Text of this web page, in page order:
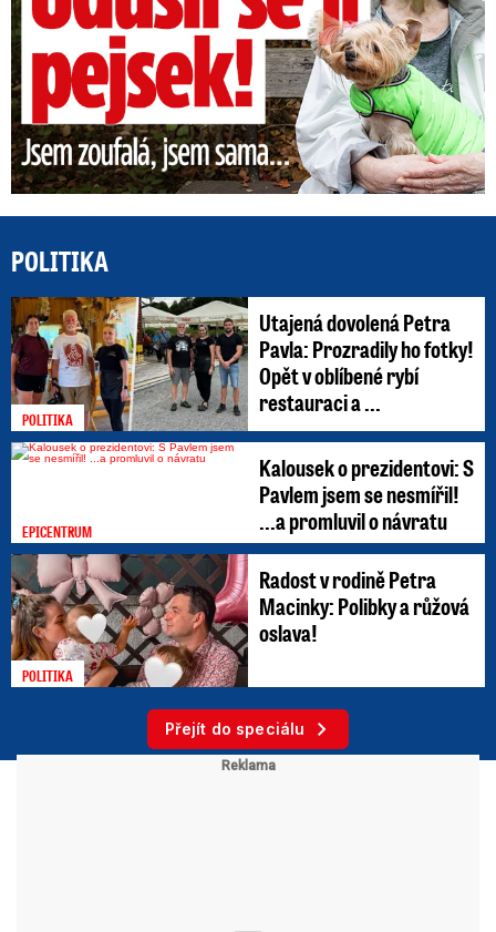
POLITIKA
POLITIKA
Utajená dovolená Petra
Pavla: Prozradily ho fotky!
Opět v oblíbené rybí
restauraci a ...
EPICENTRUM
Kalousek o prezidentovi: S
Pavlem jsem se nesmířil!
...a promluvil o návratu
POLITIKA
Radost v rodině Petra
Macinky: Polibky a růžová
oslava!
Přejít do speciálu